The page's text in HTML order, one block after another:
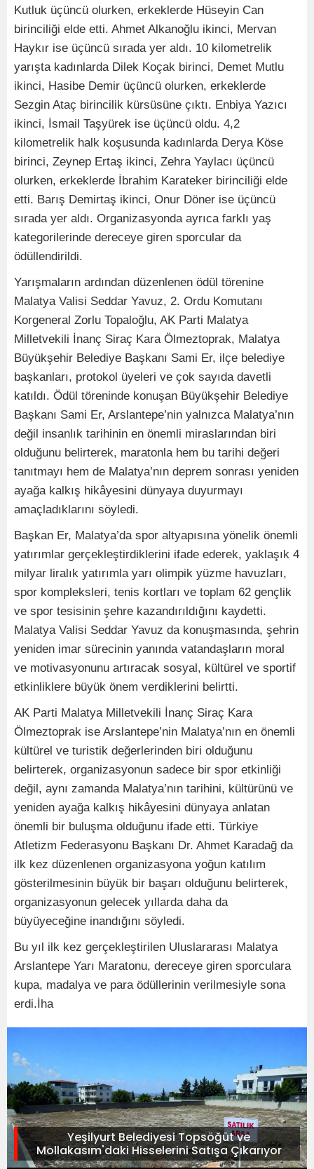
Kutluk üçüncü olurken, erkeklerde Hüseyin Can
birinciliği elde etti. Ahmet Alkanoğlu ikinci, Mervan
Haykır ise üçüncü sırada yer aldı. 10 kilometrelik
yarışta kadınlarda Dilek Koçak birinci, Demet Mutlu
ikinci, Hasibe Demir üçüncü olurken, erkeklerde
Sezgin Ataç birincilik kürsüsüne çıktı. Enbiya Yazıcı
ikinci, İsmail Taşyürek ise üçüncü oldu. 4,2
kilometrelik halk koşusunda kadınlarda Derya Köse
birinci, Zeynep Ertaş ikinci, Zehra Yaylacı üçüncü
olurken, erkeklerde İbrahim Karateker birinciliği elde
etti. Barış Demirtaş ikinci, Onur Döner ise üçüncü
sırada yer aldı. Organizasyonda ayrıca farklı yaş
kategorilerinde dereceye giren sporcular da
ödüllendirildi.
Yarışmaların ardından düzenlenen ödül törenine
Malatya Valisi Seddar Yavuz, 2. Ordu Komutanı
Korgeneral Zorlu Topaloğlu, AK Parti Malatya
Milletvekili İnanç Siraç Kara Ölmeztoprak, Malatya
Büyükşehir Belediye Başkanı Sami Er, ilçe belediye
başkanları, protokol üyeleri ve çok sayıda davetli
katıldı. Ödül töreninde konuşan Büyükşehir Belediye
Başkanı Sami Er, Arslantepe’nin yalnızca Malatya’nın
değil insanlık tarihinin en önemli miraslarından biri
olduğunu belirterek, maratonla hem bu tarihi değeri
tanıtmayı hem de Malatya’nın deprem sonrası yeniden
ayağa kalkış hikâyesini dünyaya duyurmayı
amaçladıklarını söyledi.
Başkan Er, Malatya’da spor altyapısına yönelik önemli
yatırımlar gerçekleştirdiklerini ifade ederek, yaklaşık 4
milyar liralık yatırımla yarı olimpik yüzme havuzları,
spor kompleksleri, tenis kortları ve toplam 62 gençlik
ve spor tesisinin şehre kazandırıldığını kaydetti.
Malatya Valisi Seddar Yavuz da konuşmasında, şehrin
yeniden imar sürecinin yanında vatandaşların moral
ve motivasyonunu artıracak sosyal, kültürel ve sportif
etkinliklere büyük önem verdiklerini belirtti.
AK Parti Malatya Milletvekili İnanç Siraç Kara
Ölmeztoprak ise Arslantepe’nin Malatya’nın en önemli
kültürel ve turistik değerlerinden biri olduğunu
belirterek, organizasyonun sadece bir spor etkinliği
değil, aynı zamanda Malatya’nın tarihini, kültürünü ve
yeniden ayağa kalkış hikâyesini dünyaya anlatan
önemli bir buluşma olduğunu ifade etti. Türkiye
Atletizm Federasyonu Başkanı Dr. Ahmet Karadağ da
ilk kez düzenlenen organizasyona yoğun katılım
gösterilmesinin büyük bir başarı olduğunu belirterek,
organizasyonun gelecek yıllarda daha da
büyüyeceğine inandığını söyledi.
Bu yıl ilk kez gerçekleştirilen Uluslararası Malatya
Arslantepe Yarı Maratonu, dereceye giren sporculara
kupa, madalya ve para ödüllerinin verilmesiyle sona
erdi.İha
Yeşilyurt Belediyesi Topsöğüt ve
Mollakasım'daki Hisselerini Satışa Çıkarıyor